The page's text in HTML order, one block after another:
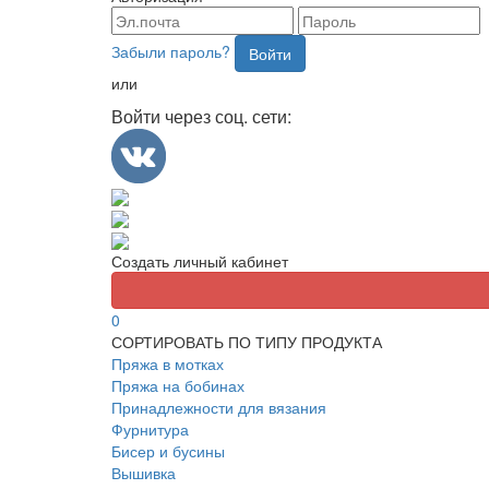
Забыли пароль?
Войти
или
Войти через соц. сети:
Создать личный кабинет
0
СОРТИРОВАТЬ ПО ТИПУ ПРОДУКТА
Пряжа в мотках
Пряжа на бобинах
Принадлежности для вязания
Фурнитура
Бисер и бусины
Вышивка